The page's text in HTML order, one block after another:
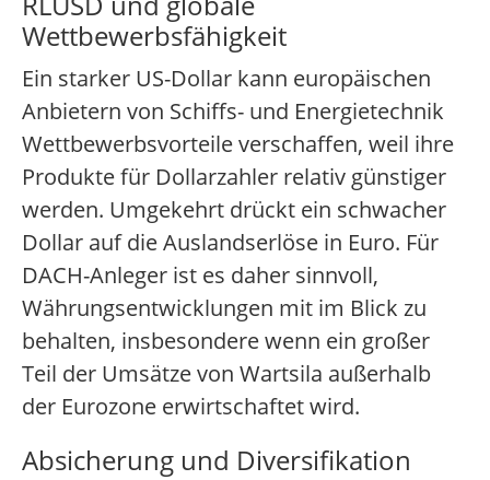
Wettbewerbsfähigkeit
Ein starker US-Dollar kann europäischen
Anbietern von Schiffs- und Energietechnik
Wettbewerbsvorteile verschaffen, weil ihre
Produkte für Dollarzahler relativ günstiger
werden. Umgekehrt drückt ein schwacher
Dollar auf die Auslandserlöse in Euro. Für
DACH-Anleger ist es daher sinnvoll,
Währungsentwicklungen mit im Blick zu
behalten, insbesondere wenn ein großer
Teil der Umsätze von Wartsila außerhalb
der Eurozone erwirtschaftet wird.
Absicherung und Diversifikation